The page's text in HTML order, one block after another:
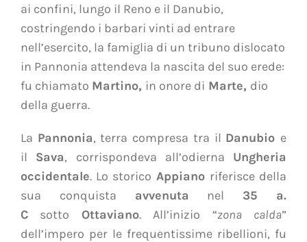
ai confini, lungo il Reno e il Danubio,
costringendo i barbari vinti ad entrare
nell’esercito, la famiglia di un tribuno dislocato
in Pannonia attendeva la nascita del suo erede:
fu chiamato Martino, in onore di Marte, dio
della guerra.
La Pannonia, terra compresa tra il Danubio e
il Sava, corrispondeva all’odierna Ungheria
occidentale. Lo storico Appiano riferisce della
sua conquista avvenuta nel 35 a.
Csotto Ottaviano. All’inizio “zona calda”
dell’impero per le frequentissime ribellioni, fu